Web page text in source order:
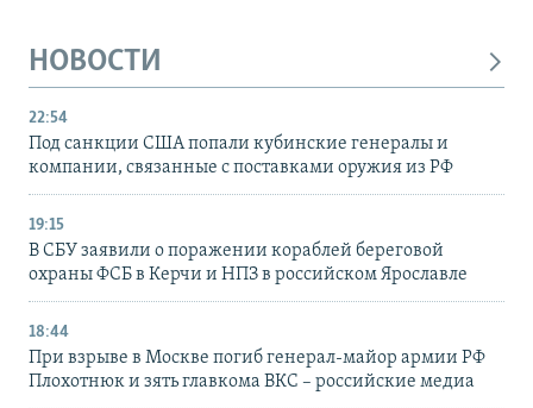
НОВОСТИ
22:54
Под санкции США попали кубинские генералы и
компании, связанные с поставками оружия из РФ
19:15
В СБУ заявили о поражении кораблей береговой
охраны ФСБ в Керчи и НПЗ в российском Ярославле
18:44
При взрыве в Москве погиб генерал-майор армии РФ
Плохотнюк и зять главкома ВКС – российские медиа